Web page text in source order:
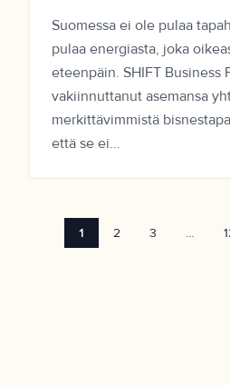
Suomessa ei ole pulaa
pulaa energiasta, joka
eteenpäin. SHIFT Business
vakiinnuttanut asemansa
merkittävimmistä
että se ei...
1 2 3 …